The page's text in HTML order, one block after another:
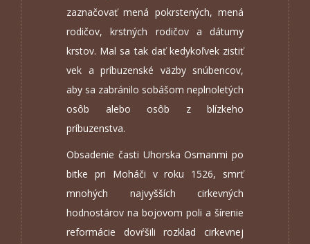
zaznačovať mená pokrstených, mená
rodičov, krstných rodičov a dátumy
krstov. Mal sa tak dať kedykoľvek zistiť
vek a príbuzenské väzby snúbencov,
aby sa zabránilo sobášom neplnoletých
osôb alebo osôb z blízkeho
príbuzenstva.
Obsadenie časti Uhorska Osmanmi po
bitke pri Moháči v roku 1526, smrť
mnohých najvyšších cirkevných
hodnostárov na bojovom poli a šírenie
reformácie dovŕšili rozklad cirkevnej